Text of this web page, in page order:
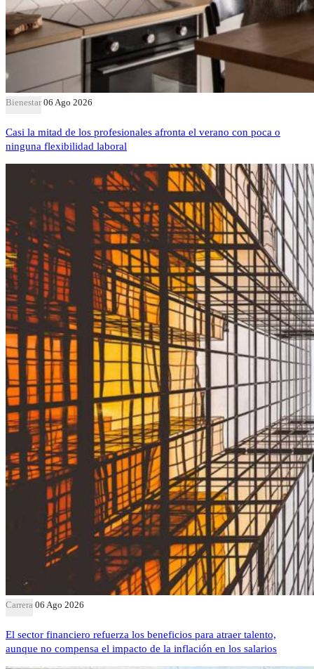
Bienestar 06 Ago 2026
Casi la mitad de los profesionales afronta el verano con poca o
ninguna flexibilidad laboral
Carrera 06 Ago 2026
El sector financiero refuerza los beneficios para atraer talento,
aunque no compensa el impacto de la inflación en los salarios